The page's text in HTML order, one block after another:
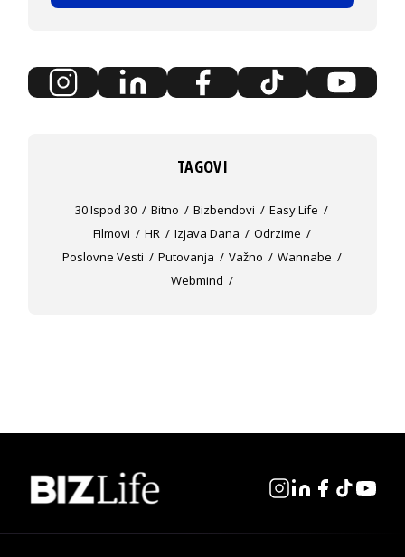
TAGOVI
30 Ispod 30 Bitno Bizbendovi
Easy Life
Filmovi
HR Izjava Dana
Odrzime
Poslovne Vesti
Putovanja Važno
Wannabe
Webmind